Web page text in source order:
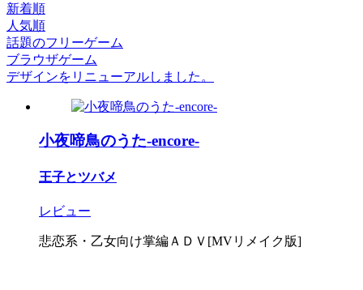
新着順
人気順
話題のフリーゲーム
ブラウザゲーム
デザインをリニューアルしました。
小夜啼鳥のうた-encore-
王子とツバメ
レビュー
悲恋系・乙女向け掌編ＡＤＶ[MVリメイク版]